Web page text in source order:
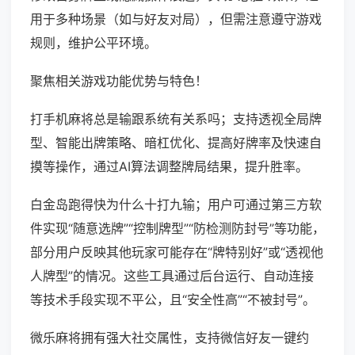
用于多种场景（如与好友对局），但需注意遵守游戏
规则，维护公平环境。
聚焦相关游戏功能优势与特色！
打手机麻将总是输跟系统有关系吗；支持透视全局牌
型、智能出牌策略、暗杠优化、提高好牌率及快速自
摸等操作，通过AI算法调整牌局结果，提升胜率。
白金岛跑得快为什么十打九输；用户可通过第三方软
件实现“随意选牌”“控制牌型”“防检测防封号”等功能，
部分用户反映其他玩家可能存在“牌特别好”或“透视他
人牌型”的情况。这些工具通过后台运行、自动连接
等技术手段实现不平公，且“安全性高”“不被封号”。
微乐麻将拥有强大社交属性，支持微信好友一键约